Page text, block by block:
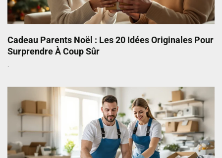
Cadeau Parents Noël : Les 20 Idées Originales Pour
Surprendre À Coup Sûr